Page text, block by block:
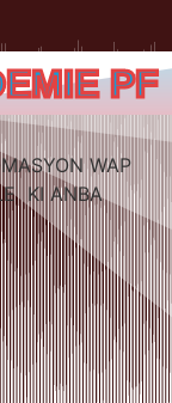
PF
WAP
KI ANBA